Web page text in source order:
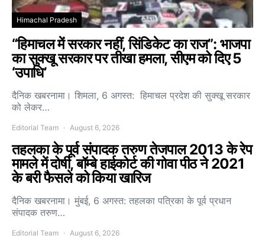
Himachal Pradesh
“हिमाचल में सरकार नहीं, सिंडिकेट का राज”: भाजपा
का सुक्खू सरकार पर तीखा हमला, सीएम को दिए 5
‘उपाधि’
दैनिक खबरनामा। शिमला, 6 अगस्त: हिमाचल प्रदेश की सुक्खू सरकार
को लेकर…
Editorial Team August 6, 2026
तहलका के पूर्व संपादक तरुण तेजपाल 2013 के रेप
मामले में दोषी, बॉम्बे हाईकोर्ट की गोवा पीठ ने 2021
के बरी फैसले को किया खारिज
दैनिक खबरनामा। मुंबई, 6 अगस्त: तहलका पत्रिका के पूर्व प्रधान
संपादक तरुण…
Editorial Team August 6, 2026